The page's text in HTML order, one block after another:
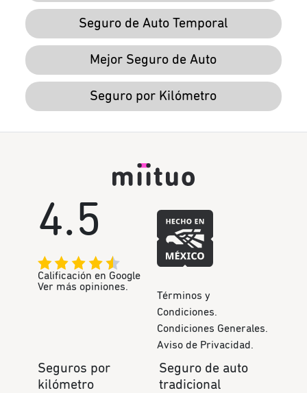
Seguro de Auto Temporal
Mejor Seguro de Auto
Seguro por Kilómetro
4.5
Calificación en Google
Ver más opiniones.
Términos y
Condiciones.
Condiciones Generales.
Aviso de Privacidad.
Seguros por
kilómetro
Seguro de auto
tradicional